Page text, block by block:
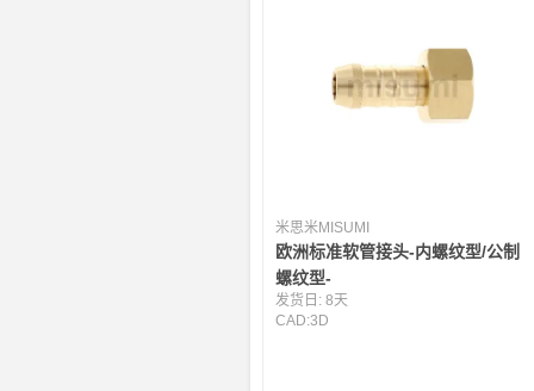
米思米MISUMI
欧洲标准软管接头-内螺纹型/公制
螺纹型-
发货日:8天
CAD:3D